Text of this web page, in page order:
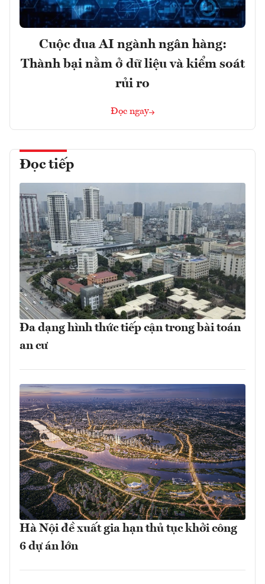
Cuộc đua AI ngành ngân hàng:
Thành bại nằm ở dữ liệu và kiểm soát
rủi ro
Đọc ngay
Đọc tiếp
Đa dạng hình thức tiếp cận trong bài toán
an cư
Hà Nội đề xuất gia hạn thủ tục khởi công
6 dự án lớn